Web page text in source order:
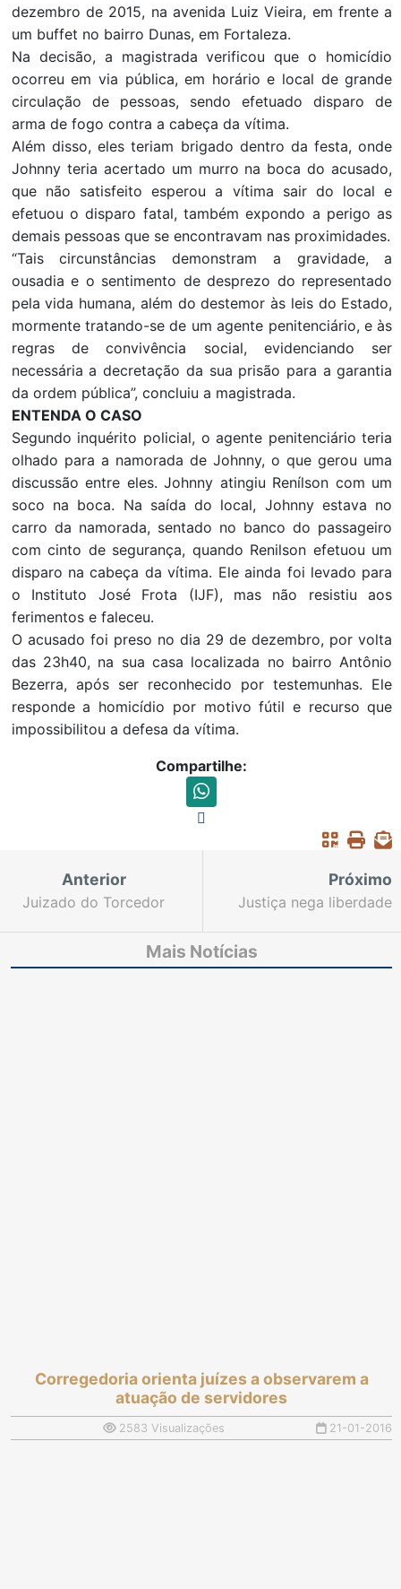
dezembro de 2015, na avenida Luiz Vieira, em frente a
um buffet no bairro Dunas, em Fortaleza.
Na decisão, a magistrada verificou que o homicídio
ocorreu em via pública, em horário e local de grande
circulação de pessoas, sendo efetuado disparo de
arma de fogo contra a cabeça da vítima.
Além disso, eles teriam brigado dentro da festa, onde
Johnny teria acertado um murro na boca do acusado,
que não satisfeito esperou a vítima sair do local e
efetuou o disparo fatal, também expondo a perigo as
demais pessoas que se encontravam nas proximidades.
“Tais circunstâncias demonstram a gravidade, a
ousadia e o sentimento de desprezo do representado
pela vida humana, além do destemor às leis do Estado,
mormente tratando-se de um agente penitenciário, e às
regras de convivência social, evidenciando ser
necessária a decretação da sua prisão para a garantia
da ordem pública”, concluiu a magistrada.
ENTENDA O CASO
Segundo inquérito policial, o agente penitenciário teria
olhado para a namorada de Johnny, o que gerou uma
discussão entre eles. Johnny atingiu Renílson com um
soco na boca. Na saída do local, Johnny estava no
carro da namorada, sentado no banco do passageiro
com cinto de segurança, quando Renilson efetuou um
disparo na cabeça da vítima. Ele ainda foi levado para
o Instituto José Frota (IJF), mas não resistiu aos
ferimentos e faleceu.
O acusado foi preso no dia 29 de dezembro, por volta
das 23h40, na sua casa localizada no bairro Antônio
Bezerra, após ser reconhecido por testemunhas. Ele
responde a homicídio por motivo fútil e recurso que
impossibilitou a defesa da vítima.
Compartilhe:
Anterior
Juizado do Torcedor
Ceará e Flamengo
nesta quinta-feira
Próximo
Justiça nega liberdade
Mais Notícias
Corregedoria orienta juízes a observarem a
atuação de servidores
2583 Visualizações 21-01-2016